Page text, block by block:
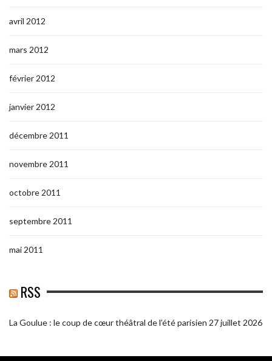
avril 2012
mars 2012
février 2012
janvier 2012
décembre 2011
novembre 2011
octobre 2011
septembre 2011
mai 2011
RSS
La Goulue : le coup de cœur théâtral de l’été parisien 27 juillet 2026